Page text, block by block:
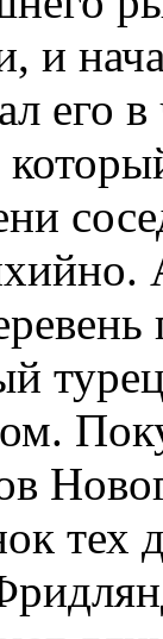
и
его
тех